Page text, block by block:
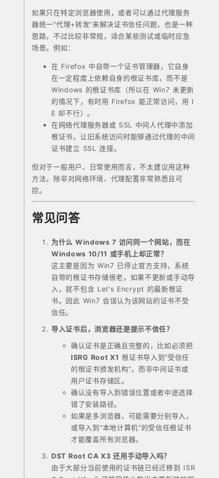
如果只在特定浏览器使用，或者可以通过代理服务
器统一“代理+转发”来解决证书信任问题，也是一种
思路，不过比较非常规，适合某些测试或临时应急
场景。例如：
在 Firefox 中自带一个证书管理器，它自身
在一定程度上依赖自身的根证书库，而不是
Windows 的根证书库（所以在 Win7 未更新
的情况下，有时用 Firefox 能正常访问，用 I
E 却不行）。
在网络代理服务器或 SSL 中间人代理中添加
根证书，让旧系统访问时能够通过代理的中间
证书建立 SSL 连接。
但对于一般用户、日常使用而言，不太建议用这种
方法，除非对网络环境、代理配置非常熟悉且可
控。
常见问答
为什么 Windows 7 访问同一个网站，而在
Windows 10/11 或手机上却正常？
这主要是因为 Win7 已停止官方支持，系统
自带的根证书存储很老，如果不更新或手动导
入，就不包含 Let's Encrypt 的最新根证
书。因此 Win7 会误认为该网站的证书不受
信任。
导入证书后，浏览器还是提示不信任？
确认证书是正确且完整的，比如必须把
ISRG Root X1 根证书导入到“受信任
的根证书颁发机构”，而非中间证书或
用户证书存储区。
确认没有导入到错误位置或者中途选择
错了安装路径。
如果是多浏览器，可能需要分别导入，
或导入到“本地计算机”的受信任根证书
才能覆盖所有浏览器。
DST Root CA X3 还用手动导入吗？
由于大部分当前使用的证书链已经迁移到 ISR